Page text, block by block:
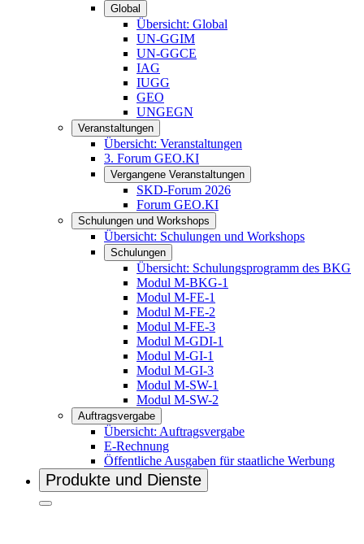
Global
Übersicht: Global
UN-GGIM
UN-GGCE
IAG
IUGG
GEO
UNGEGN
Veranstaltungen
Übersicht: Veranstaltungen
3. Forum GEO.KI
Vergangene Veranstaltungen
SKD-Forum 2026
Forum GEO.KI
Schulungen und Workshops
Übersicht: Schulungen und Workshops
Schulungen
Übersicht: Schulungsprogramm des BKG
Modul M-BKG-1
Modul M-FE-1
Modul M-FE-2
Modul M-FE-3
Modul M-GDI-1
Modul M-GI-1
Modul M-GI-3
Modul M-SW-1
Modul M-SW-2
Auftragsvergabe
Übersicht: Auftragsvergabe
E-Rechnung
Öffentliche Ausgaben für staatliche Werbung
Produkte und Dienste